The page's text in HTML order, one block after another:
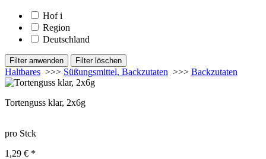
Hof i
Region
Deutschland
Haltbares >>> Süßungsmittel, Backzutaten >>> Backzutaten
Tortenguss klar, 2x6g
pro Stck
1,29 € *